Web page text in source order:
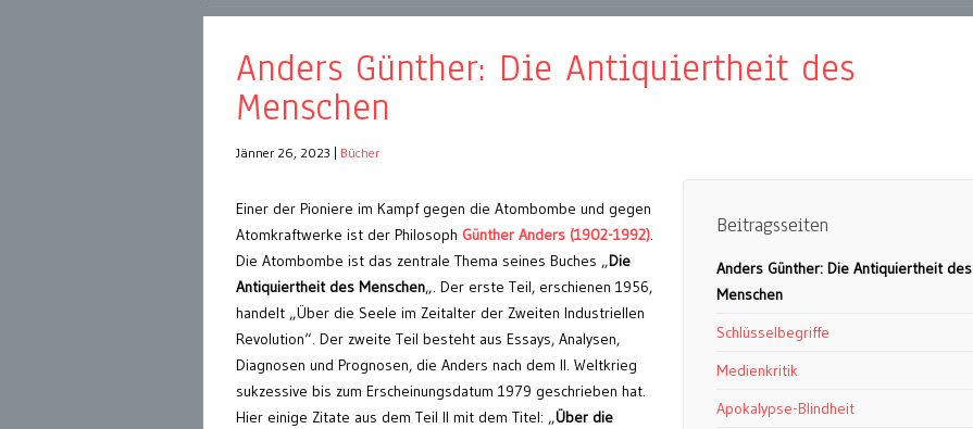
Anders Günther: Die Antiquiertheit des
Menschen
Jänner 26, 2023 Bücher
Beitragsseiten
Anders Günther: Die Antiquiertheit des
Menschen
Schlüsselbegriffe
Medienkritik
Apokalypse-Blindheit
Einer der Pioniere im Kampf gegen die Atombombe und gegen
Atomkraftwerke ist der Philosoph Günther Anders (1902-1992).
Die Atombombe ist das zentrale Thema seines Buches „Die
Antiquiertheit des Menschen„. Der erste Teil, erschienen 1956,
handelt „Über die Seele im Zeitalter der Zweiten Industriellen
Revolution“. Der zweite Teil besteht aus Essays, Analysen,
Diagnosen und Prognosen, die Anders nach dem II. Weltkrieg
sukzessive bis zum Erscheinungsdatum 1979 geschrieben hat.
Hier einige Zitate aus dem Teil II mit dem Titel: „Über die